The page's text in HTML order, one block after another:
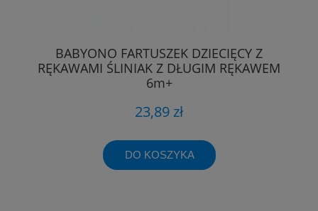
BABYONO FARTUSZEK DZIECIĘCY Z
RĘKAWAMI ŚLINIAK Z DŁUGIM RĘKAWEM
6m+
23,89 zł
DO KOSZYKA